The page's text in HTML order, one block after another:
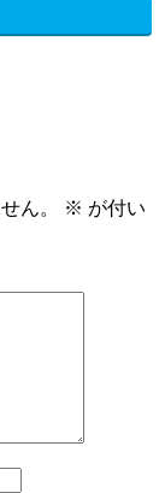
ん。 ※ が付い